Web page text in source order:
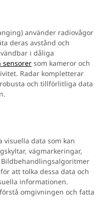
använder radiovågor
deras avstånd och
i dåliga
sensorer som kameror och
Radar kompletterar
och tillförlitliga data
visuella data som kan
vägmarkeringar,
att tolka dessa data och
informationen.
omgivningen och fatta